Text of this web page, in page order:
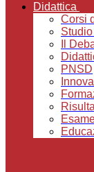
Didattica
Corsi
Il
PNSD